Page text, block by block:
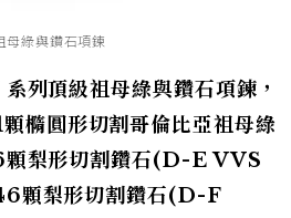
綠與鑽石項鍊
頂級祖母綠與鑽石項鍊，
橢圓形切割哥倫比亞祖母綠
梨形切割鑽石(D-E VVS
顆梨形切割鑽石(D-F